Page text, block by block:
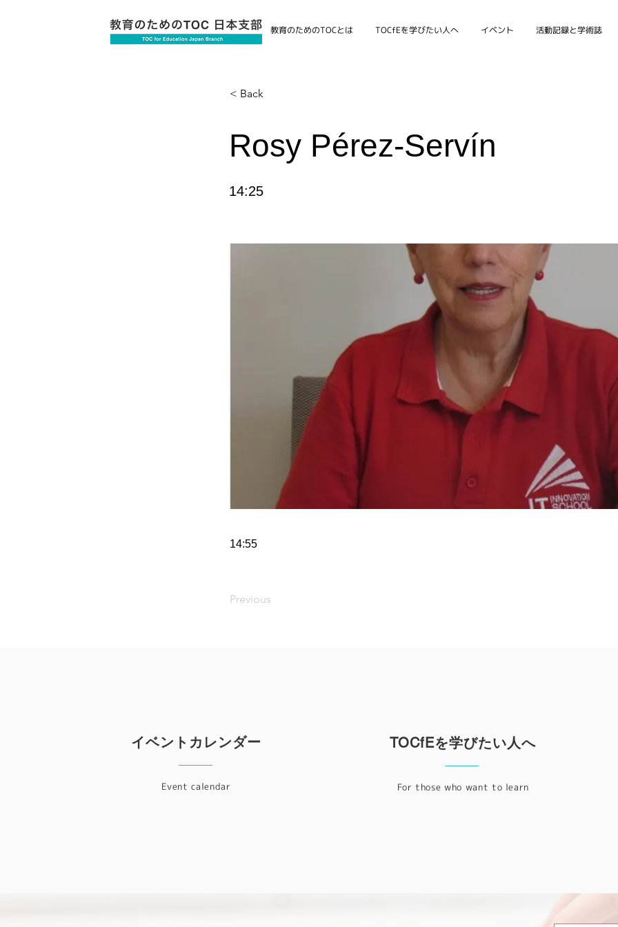
教育のためのTOCとは TOCfEを学びたい人へ イベント 活動記録と学術誌
< Back
Rosy Pérez-Servín
14:25
14:55
Previous
イベントカレンダー
Event calendar
TOCfEを学びたい人へ
For those who want to learn